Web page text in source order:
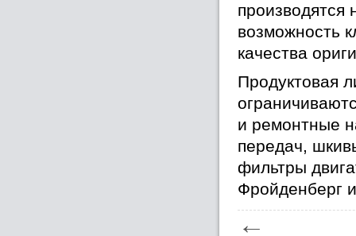
производятся
возможность
качества
Продуктовая
и ремонтные
передач,
фильтры
Фройденберг
←